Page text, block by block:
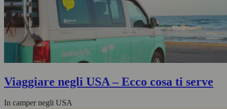
Viaggiare negli USA – Ecco cosa ti serve
In camper negli USA